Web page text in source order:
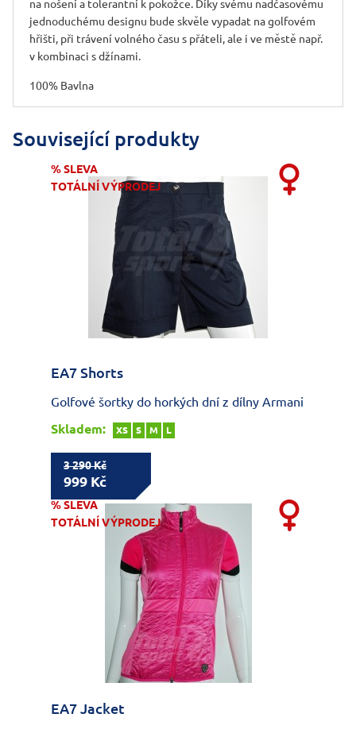
na nošení a tolerantní k pokožce. Díky svému nadčasovému
jednoduchému designu bude skvěle vypadat na golfovém
hřišti, při trávení volného času s přáteli, ale i ve městě např.
v kombinaci s džínami.
100% Bavlna
Související produkty
% SLEVA
TOTÁLNÍ VÝPRODEJ
EA7 Shorts
Golfové šortky do horkých dní z dílny Armani
Skladem:
XS S M L
3 290 Kč
999 Kč
% SLEVA
TOTÁLNÍ VÝPRODEJ
EA7 Jacket